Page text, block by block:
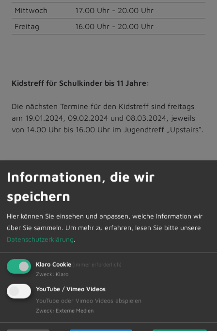
Mittwoch
17.00 Uhr - 20.00 Uhr
Freitag
16.00 Uhr - 20.00 Uhr
Kidstreff für Schulkinder bis 11 Jahre:
Die nächsten Termine für den Kidstreff sind freitags
am 19.01.2024, 09.02.2024 und 08.03.2024, jeweils
von 14.00 Uhr bis 16.00 Uhr im Jugendtreff „Upstairs“.
Alter von 6-12 Jahre:
Osterferien
Pfingstferien
21.05.2024 - 24.05.2024
Sommerferien
29.07.2024 - 23.08.2024
Herbstferien
Die Anmeldung ist ab 22. Dezember 2023 über
Informationen, die wir
speichern
Hier können Sie einsehen und anpassen, welche Information wir
über Sie sammeln. Um mehr zu erfahren, lesen Sie bitte unsere
Datenschutzerklärung.
Klaro Cookie (immer erforderlich)
Zweck : Klaro
YouTube / Vimeo Videos
YouTube oder Vimeo Videos abspielen
Zweck : Externe Medien